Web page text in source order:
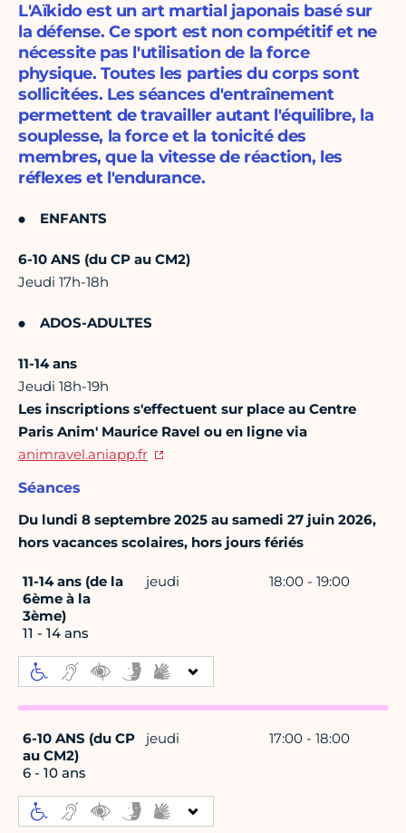
L'Aïkido est un art martial japonais basé sur
la défense. Ce sport est non compétitif et ne
nécessite pas l'utilisation de la force
physique. Toutes les parties du corps sont
sollicitées. Les séances d'entraînement
permettent de travailler autant l'équilibre, la
souplesse, la force et la tonicité des
membres, que la vitesse de réaction, les
réflexes et l'endurance.
ENFANTS
6-10 ANS (du CP au CM2)
Jeudi 17h-18h
ADOS-ADULTES
11-14 ans
Jeudi 18h-19h
Les inscriptions s'effectuent sur place au Centre
Paris Anim' Maurice Ravel ou en ligne via
animravel.aniapp.fr
Séances
Du lundi 8 septembre 2025 au samedi 27 juin 2026,
hors vacances scolaires, hors jours fériés
11-14 ans (de la
6ème à la
3ème)
11 - 14 ans
jeudi 18:00 - 19:00
6-10 ANS (du CP
au CM2)
6 - 10 ans
jeudi 17:00 - 18:00